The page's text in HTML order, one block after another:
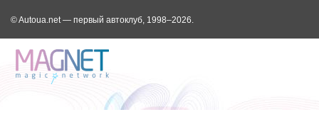
© Autoua.net — первый автоклуб, 1998–2026.